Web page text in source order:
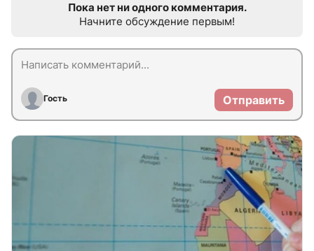
Пока нет ни одного комментария.
Начните обсуждение первым!
Гость Отправить